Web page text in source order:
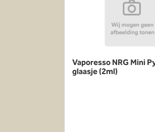
Vaporesso NRG Mini
glaasje (2ml)